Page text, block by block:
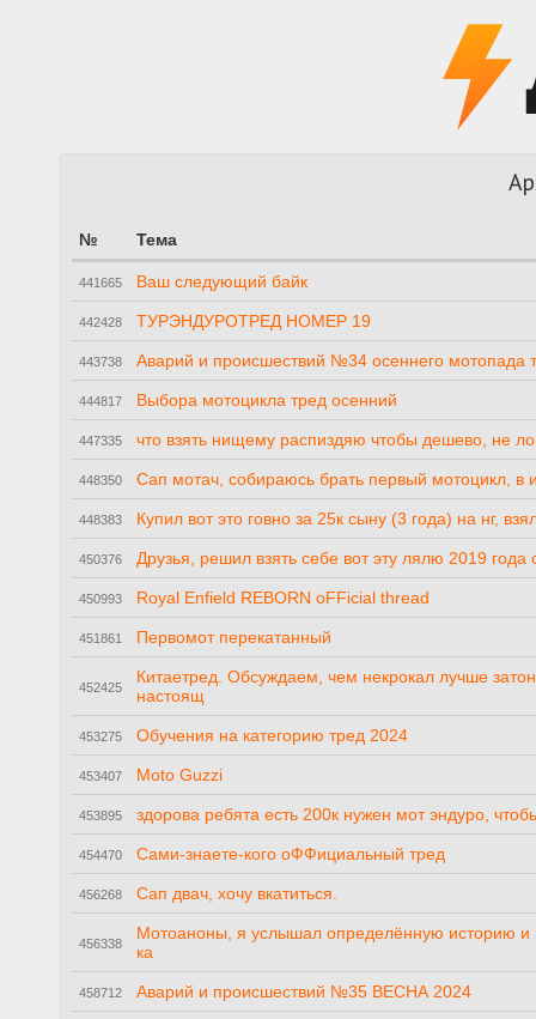
№ Тема
441665 Ваш следующий байк
442428 ТУРЭНДУРОТРЕД НОМЕР 19
443738 Аварий и происшествий №34 осеннего мотопада
444817 Выбора мотоцикла тред осенний
447335 что взять нищему распиздяю чтобы дешево, не
448350 Сап мотач, собираюсь брать первый мотоцикл, в
448383 Купил вот это говно за 25к сыну (3 года) на нг,
450376 Друзья, решил взять себе вот эту лялю 2019
450993 Royal Enfield REBORN oFFicial thread
451861 Первомот перекатанный
452425
Китаетред. Обсуждаем, чем некрокал лучше
настоящ
453275 Обучения на категорию тред 2024
453407 Moto Guzzi
453895 здорова ребята есть 200к нужен мот эндуро,
454470 Сами-знаете-кого оФФициальный тред
456268 Сап двач, хочу вкатиться.
456338
Мотоаноны, я услышал определённую историю и
ка
458712 Аварий и происшествий №35 ВЕСНА 2024